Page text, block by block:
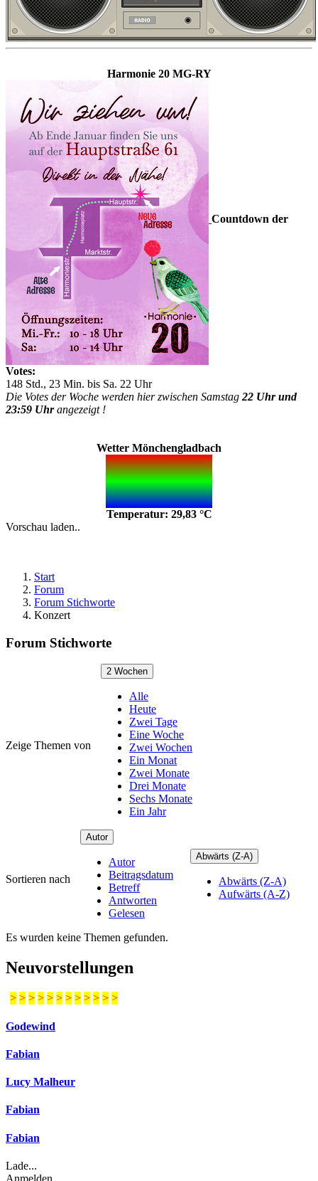
Harmonie 20 MG-RY
Countdown der
Votes:
148 Std., 23 Min. bis Sa. 22 Uhr
Die Votes der Woche werden hier zwischen Samstag 22 Uhr und
23:59 Uhrangezeigt !
Wetter Mönchengladbach
Temperatur: 29,83 °C
Vorschau laden..
Start
Forum
Forum Stichworte
Konzert
Forum Stichworte
Zeige Themen von
2 Wochen
Alle
Heute
Zwei Tage
Eine Woche
Zwei Wochen
Ein Monat
Zwei Monate
Drei Monate
Sechs Monate
Ein Jahr
Sortieren nach
Autor
Autor
Beitragsdatum
Betreff
Antworten
Gelesen
Abwärts (Z-A)
Abwärts (Z-A)
Aufwärts (A-Z)
Es wurden keine Themen gefunden.
Neuvorstellungen
> > > > > > > > > > > >
Godewind
Fabian
Lucy Malheur
Fabian
Fabian
Lade...
Anmelden